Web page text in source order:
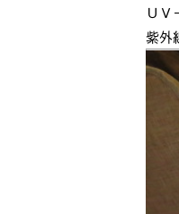
ＵＶ
紫外